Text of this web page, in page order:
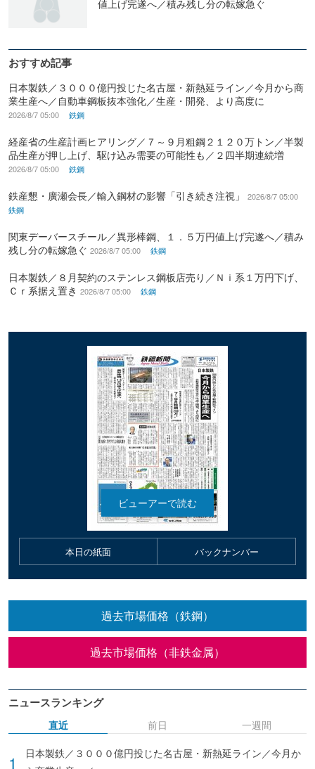
値上げ完遂へ／積み残し分の転嫁急ぐ
おすすめ記事
日本製鉄／３０００億円投じた名古屋・新熱延ライン／今月から商
業生産へ／自動車鋼板抜本強化／生産・開発、より高度に
2026/8/7 05:00 鉄鋼
経産省の生産計画ヒアリング／７～９月粗鋼２１２０万トン／半製
品生産が押し上げ、駆け込み需要の可能性も／２四半期連続増
2026/8/7 05:00 鉄鋼
鉄産懇・廣瀬会長／輸入鋼材の影響「引き続き注視」
2026/8/7 05:00
鉄鋼
関東デーバースチール／異形棒鋼、１．５万円値上げ完遂へ／積み
残し分の転嫁急ぐ 2026/8/7 05:00 鉄鋼
日本製鉄／８月契約のステンレス鋼板店売り／Ｎｉ系１万円下げ、
Ｃｒ系据え置き 2026/8/7 05:00 鉄鋼
本日の紙面 バックナンバー
過去市場価格（鉄鋼）
過去市場価格（非鉄金属）
ニュースランキング
直近
日本製鉄／３０００億円投じた名古屋・新熱延ライン／今月か
前日 一週間